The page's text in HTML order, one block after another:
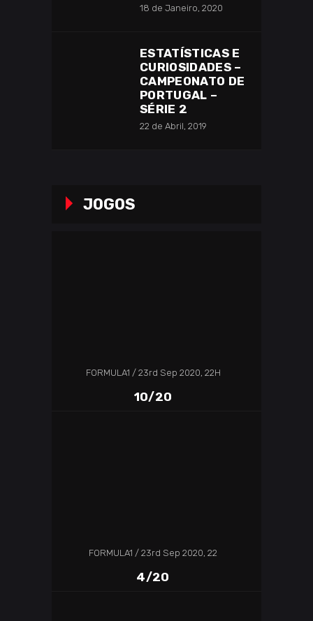
18 de Janeiro, 2020
ESTATÍSTICAS E
CURIOSIDADES –
CAMPEONATO DE
PORTUGAL –
SÉRIE 2
22 de Abril, 2019
JOGOS
FORMULA1 23rd Sep 2020, 22H
10/20
FORMULA1 23rd Sep 2020, 22
4/20